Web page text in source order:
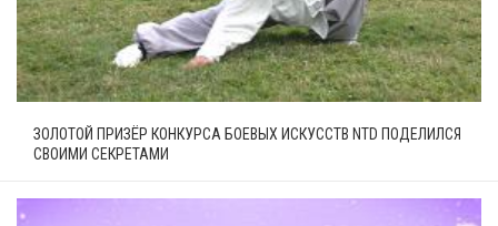
ЗОЛОТОЙ ПРИЗЁР КОНКУРСА БОЕВЫХ ИСКУССТВ NTD ПОДЕЛИЛСЯ
СВОИМИ СЕКРЕТАМИ